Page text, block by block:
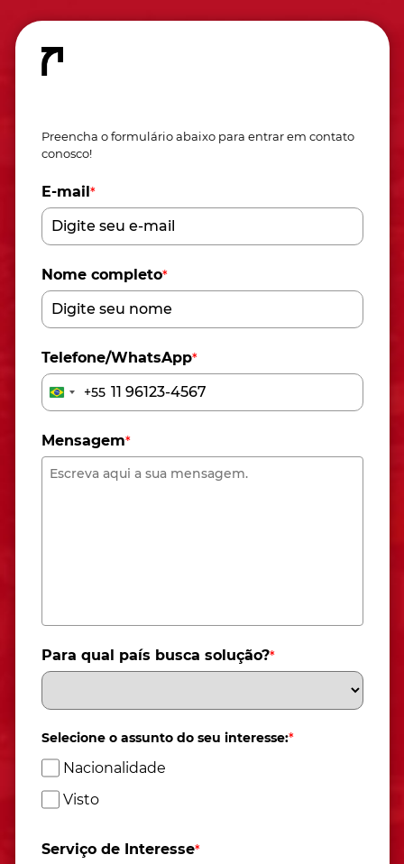
Preencha o formulário abaixo para entrar em contato
conosco!
E-mail *
Nome completo*
Telefone/WhatsApp*
Brazil
+55
+55
Mensagem*
Para qual país busca solução?*
Selecione o assunto do seu interesse:*
Nacionalidade
Visto
Serviço de Interesse*